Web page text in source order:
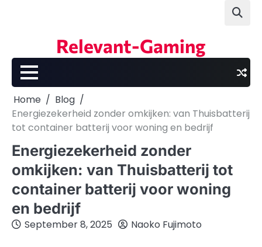
Relevant-Gaming
Home
Blog
Energiezekerheid zonder omkijken: van Thuisbatterij
tot container batterij voor woning en bedrijf
Energiezekerheid zonder
omkijken: van Thuisbatterij tot
container batterij voor woning
en bedrijf
September 8, 2025 Naoko Fujimoto